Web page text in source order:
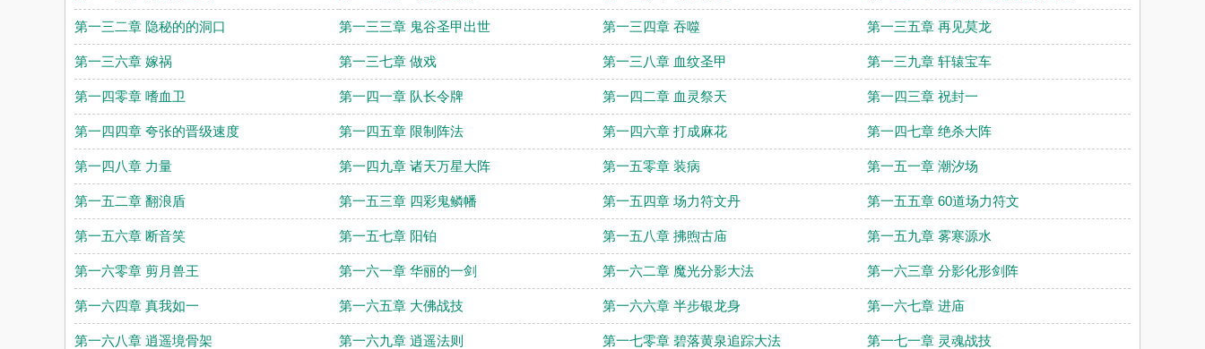
第一三二章 隐秘的的洞口 第一三三章 鬼谷圣甲出世 第一三四章 吞噬 第一三五章 再见莫龙
第一三六章 嫁祸 第一三七章 做戏 第一三八章 血纹圣甲 第一三九章 轩辕宝车
第一四零章 嗜血卫 第一四一章 队长令牌 第一四二章 血灵祭天 第一四三章 祝封一
第一四四章 夸张的晋级速度 第一四五章 限制阵法 第一四六章 打成麻花 第一四七章 绝杀大阵
第一四八章 力量 第一四九章 诸天万星大阵 第一五零章 装病 第一五一章 潮汐场
第一五二章 翻浪盾 第一五三章 四彩鬼鳞幡 第一五四章 场力符文丹 第一五五章 60道场力符文
第一五六章 断音笑 第一五七章 阳铂 第一五八章 拂煦古庙 第一五九章 雾寒源水
第一六零章 剪月兽王 第一六一章 华丽的一剑 第一六二章 魔光分影大法 第一六三章 分影化形剑阵
第一六四章 真我如一 第一六五章 大佛战技 第一六六章 半步银龙身 第一六七章 进庙
第一六八章 逍遥境骨架 第一六九章 逍遥法则 第一七零章 碧落黄泉追踪大法 第一七一章 灵魂战技